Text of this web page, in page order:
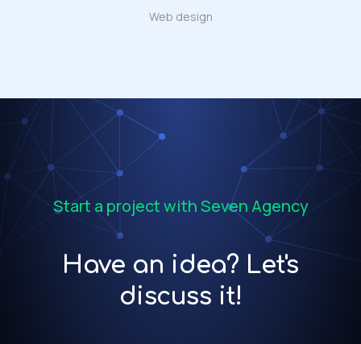
Web design
Start a project with Seven Agency
Have an idea? Let's
discuss it!